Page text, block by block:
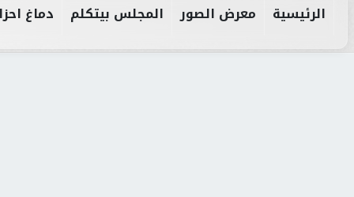
الرئيسية معرض الصور المجلس بيتكلم دماغ